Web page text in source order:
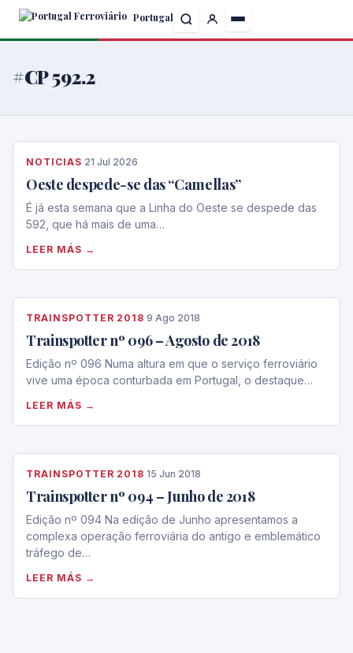
Skip
content
Portugal
#CP 592.2
NOTICIAS·21 Jul 2026
Oeste despede-se das “Camellas”
É já esta semana que a Linha do Oeste se despede das
592, que há mais de uma…
LEER MÁS →
TRAINSPOTTER 2018·9 Ago 2018
Trainspotter nº 096 – Agosto de 2018
Edição nº 096 Numa altura em que o serviço ferroviário
vive uma época conturbada em Portugal, o destaque…
LEER MÁS →
TRAINSPOTTER 2018·15 Jun 2018
Trainspotter nº 094 – Junho de 2018
Edição nº 094 Na edição de Junho apresentamos a
complexa operação ferroviária do antigo e emblemático
tráfego de…
LEER MÁS →